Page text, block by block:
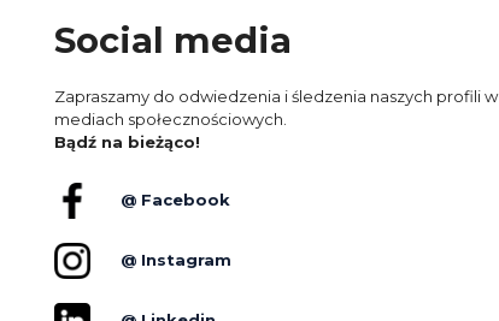
Social media
Zapraszamy do odwiedzenia i śledzenia naszych profili w
mediach społecznościowych.
Bądź na bieżąco!
@ Facebook
@ Instagram